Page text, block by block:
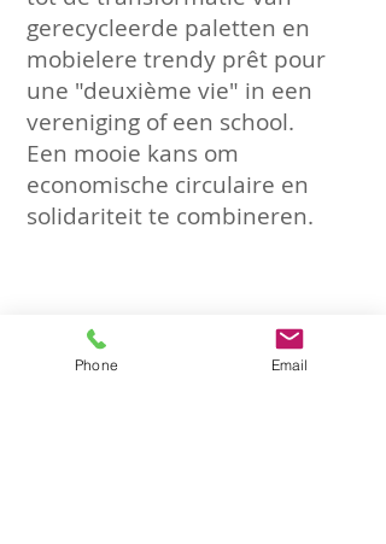
gerecycleerde paletten en
mobielere trendy prêt pour
une "deuxième vie" in een
vereniging of een school.
Een mooie kans om
economische circulaire en
solidariteit te combineren.
Phone Email